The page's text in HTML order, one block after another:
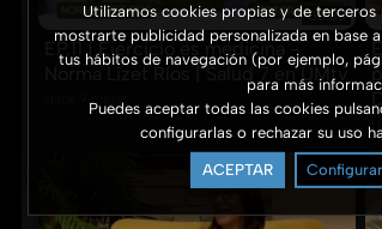
Utilizamos cookies propias y de terceros
mostrarte publicidad personalizada en base
tus hábitos de navegación (por ejemplo,
para más
Puedes aceptar todas las cookies
configurarlas o rechazar su uso
ACEPTAR
56:33
EP.11 | Ejercicio es medicina -
Norma Lizet Ríos | Salud 7 en UMtv
Hace 9 meses